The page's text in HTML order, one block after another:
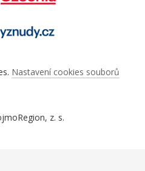
Nastavení cookies souborů
z. s.